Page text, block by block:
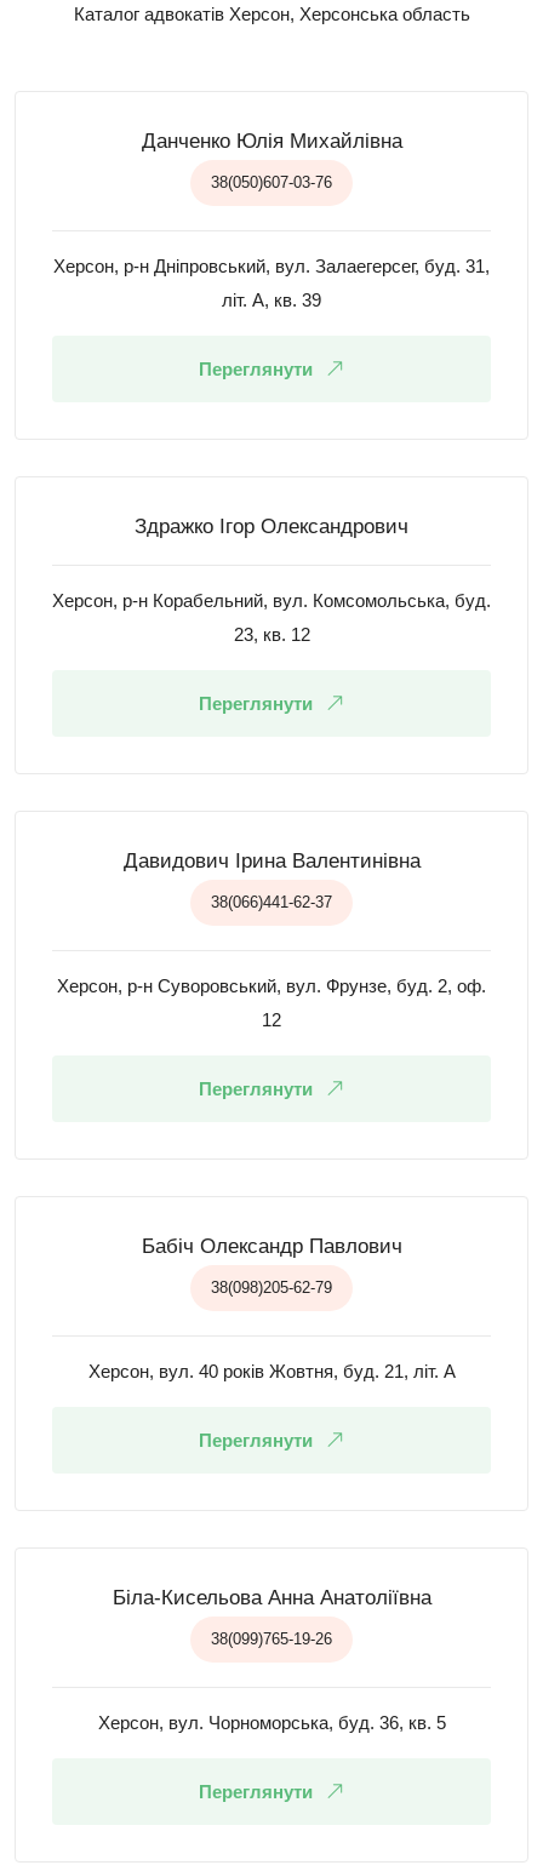
Каталог адвокатів Херсон, Херсонська область
Данченко Юлія Михайлівна
38(050)607-03-76
Херсон, р-н Дніпровський, вул. Залаегерсег, буд. 31,
літ. А, кв. 39
Переглянути
Здражко Ігор Олександрович
Херсон, р-н Корабельний, вул. Комсомольська, буд.
23, кв. 12
Переглянути
Давидович Ірина Валентинівна
38(066)441-62-37
Херсон, р-н Суворовський, вул. Фрунзе, буд. 2, оф.
12
Переглянути
Бабіч Олександр Павлович
38(098)205-62-79
Херсон, вул. 40 років Жовтня, буд. 21, літ. А
Переглянути
Біла-Кисельова Анна Анатоліївна
38(099)765-19-26
Херсон, вул. Чорноморська, буд. 36, кв. 5
Переглянути